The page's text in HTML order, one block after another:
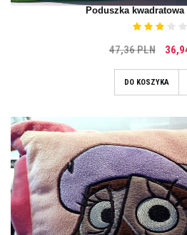
Poduszka kwadratowa
47,36 PLN
DO KOSZYKA